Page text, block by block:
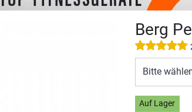
Berg
Bitte
Auf Lager